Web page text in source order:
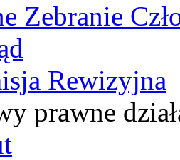
Zebranie
Rewizyjna
prawne